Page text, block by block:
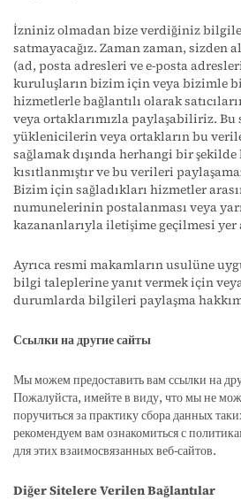
İzniniz olmadan bize verdiğiniz
satmayacağız. Zaman zaman, sizden
(ad, posta adresleri ve e-posta
kuruluşların bizim için veya bizimle
hizmetlerle bağlantılı olarak
veya ortaklarımızla paylaşabiliriz. Bu
yüklenicilerin veya ortakların bu
sağlamak dışında herhangi bir
kısıtlanmıştır ve bu verileri
Bizim için sağladıkları hizmetler
numunelerinin postalanması veya
kazananlarıyla iletişime geçilmesi yer
Ayrıca resmi makamların usulüne
bilgi taleplerine yanıt vermek için
durumlarda bilgileri paylaşma
Ссылки на другие сайты
Мы можем предоставить вам ссылки на
Пожалуйста, имейте в виду, что мы не
поручиться за практику сбора данных
рекомендуем вам ознакомиться с
для этих взаимосвязанных веб-сайтов.
Diğer Sitelere Verilen Bağlantılar